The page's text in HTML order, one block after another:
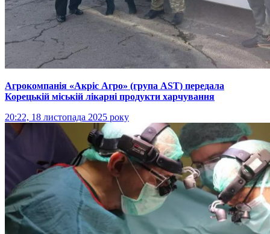
Агрокомпанія «Акріс Агро» (група AST) передала
Корецькій міській лікарні продукти харчування
20:22, 18 листопада 2025 року